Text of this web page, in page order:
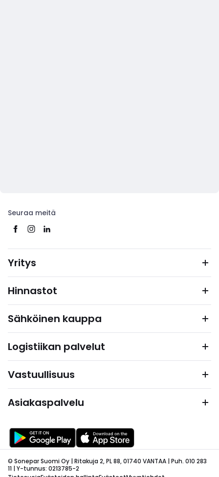
Seuraa meitä
Yritys
Hinnastot
Sähköinen kauppa
Logistiikan palvelut
Vastuullisuus
Asiakaspalvelu
© Sonepar Suomi Oy | Ritakuja 2, PL 88, 01740 VANTAA | Puh. 010 283
11 | Y-tunnus: 0213785-2